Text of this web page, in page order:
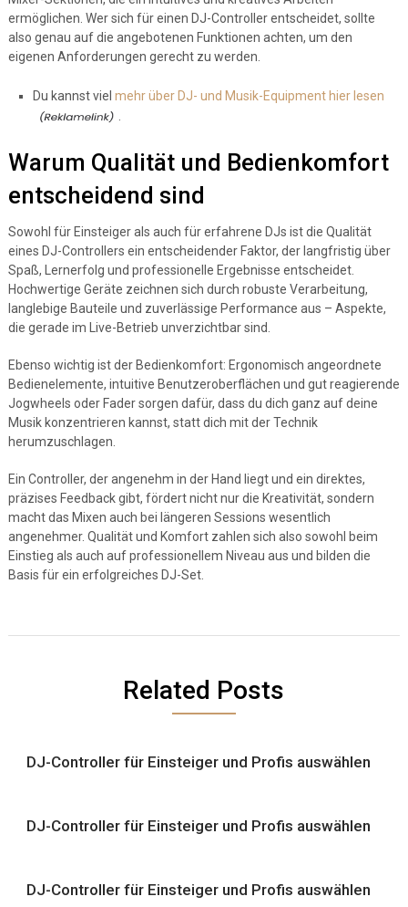
ermöglichen. Wer sich für einen DJ-Controller entscheidet, sollte
also genau auf die angebotenen Funktionen achten, um den
eigenen Anforderungen gerecht zu werden.
Du kannst viel mehr über DJ- und Musik-Equipment hier lesen
Warum Qualität und Bedienkomfort
entscheidend sind
Sowohl für Einsteiger als auch für erfahrene DJs ist die Qualität
eines DJ-Controllers ein entscheidender Faktor, der langfristig über
Spaß, Lernerfolg und professionelle Ergebnisse entscheidet.
Hochwertige Geräte zeichnen sich durch robuste Verarbeitung,
langlebige Bauteile und zuverlässige Performance aus – Aspekte,
die gerade im Live-Betrieb unverzichtbar sind.
Ebenso wichtig ist der Bedienkomfort: Ergonomisch angeordnete
Bedienelemente, intuitive Benutzeroberflächen und gut reagierende
Jogwheels oder Fader sorgen dafür, dass du dich ganz auf deine
Musik konzentrieren kannst, statt dich mit der Technik
herumzuschlagen.
Ein Controller, der angenehm in der Hand liegt und ein direktes,
präzises Feedback gibt, fördert nicht nur die Kreativität, sondern
macht das Mixen auch bei längeren Sessions wesentlich
angenehmer. Qualität und Komfort zahlen sich also sowohl beim
Einstieg als auch auf professionellem Niveau aus und bilden die
Basis für ein erfolgreiches DJ-Set.
Related Posts
DJ-Controller für Einsteiger und Profis auswählen
DJ-Controller für Einsteiger und Profis auswählen
DJ-Controller für Einsteiger und Profis auswählen